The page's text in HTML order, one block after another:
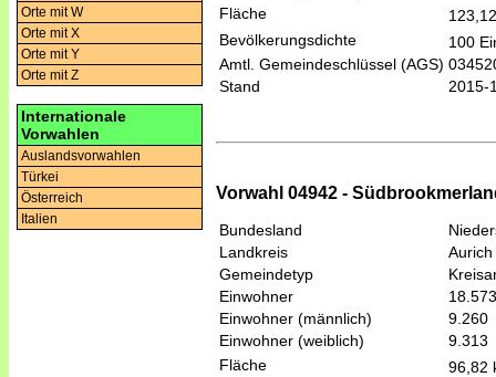
Orte mit W
Orte mit X
Orte mit Y
Orte mit Z
Internationale
Vorwahlen
Auslandsvorwahlen
Türkei
Österreich
Italien
Fläche
Bevölkerungsdichte
100
Amtl. Gemeindeschlüssel (AGS)
Stand
2015-
Vorwahl 04942 -
Bundesland
Landkreis
Aurich
Gemeindetyp
Einwohner
18.573
Einwohner (männlich)
9.260
Einwohner (weiblich)
9.313
Fläche
96,82